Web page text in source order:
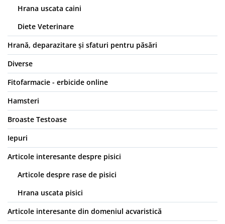
Hrana uscata caini
Diete Veterinare
Hrană, deparazitare și sfaturi pentru păsări
Diverse
Fitofarmacie - erbicide online
Hamsteri
Broaste Testoase
Iepuri
Articole interesante despre pisici
Articole despre rase de pisici
Hrana uscata pisici
Articole interesante din domeniul acvaristică